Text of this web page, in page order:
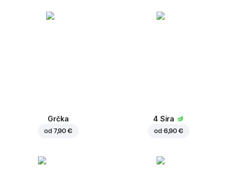
Grčka
od 7,90 €
4 Sira
od 6,90 €